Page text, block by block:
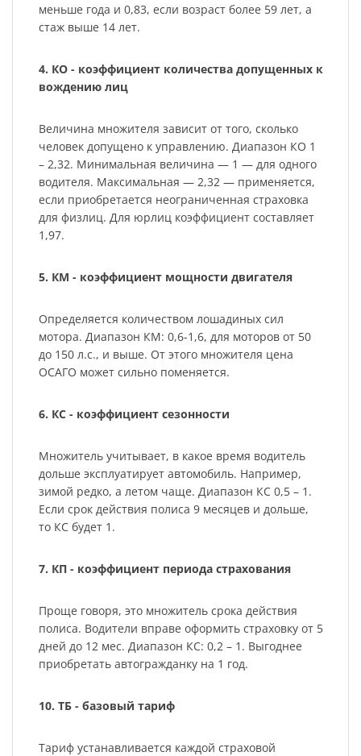
меньше года и 0,83, если возраст более 59 лет, а
стаж выше 14 лет.
4. КО - коэффициент количества допущенных к
вождению лиц
Величина множителя зависит от того, сколько
человек допущено к управлению. Диапазон КО 1
– 2,32. Минимальная величина — 1 — для одного
водителя. Максимальная — 2,32 — применяется,
если приобретается неограниченная страховка
для физлиц. Для юрлиц коэффициент составляет
1,97.
5. КМ - коэффициент мощности двигателя
Определяется количеством лошадиных сил
мотора. Диапазон КМ: 0,6-1,6, для моторов от 50
до 150 л.с., и выше. От этого множителя цена
ОСАГО может сильно поменяется.
6. КС - коэффициент сезонности
Множитель учитывает, в какое время водитель
дольше эксплуатирует автомобиль. Например,
зимой редко, а летом чаще. Диапазон КС 0,5 – 1.
Если срок действия полиса 9 месяцев и дольше,
то КС будет 1.
7. КП - коэффициент периода страхования
Проще говоря, это множитель срока действия
полиса. Водители вправе оформить страховку от 5
дней до 12 мес. Диапазон КС: 0,2 – 1. Выгоднее
приобретать автогражданку на 1 год.
10. ТБ - базовый тариф
Тариф устанавливается каждой страховой